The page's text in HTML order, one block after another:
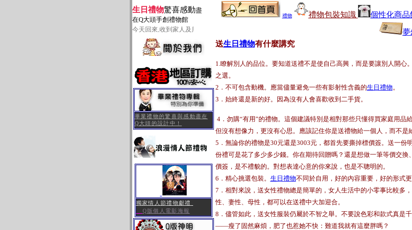
生日禮物驚喜感動盡
在Q大頭手創禮物館
今天回來,收到家人及朋友送的生日人物Q版繪....大感動.語言貧乏的我不知道還能用什麼文字表達我
禮物 禮物包裝知識 個性化商品
夢
畢業禮物的驚喜與感動盡在
Q大頭的設計中！
獨家情人節禮物獻禮
Q 版個人電影海報
送生日禮物有什麼講究
1.瞭解別人的品位。要知道送禮不是使自己高興，而是要讓別人開心
之選。
2．不可包含動機。應當儘量避免一些有影射性含義的生日禮物。
3．始終還是新的好。因為沒有人會喜歡收到二手貨。
4．勿購“有用”的禮物。這個建議特別是相對那些只懂得買家庭用品
但沒有想像力，更沒有心思。應該記住你是送禮物給一個人，而不是
5．無論你的禮物是30元還是3003元，都首先要撕掉標價簽。送一份
份禮可是花了多少多少錢。你在期待回贈嗎？還是想做一筆等價交
價簽，是不禮貌的。對想表達心意的你來說，也是不聰明的。
6．精心挑選包裝。 生日禮物不同於自用，好的內容重要，好的形式
7．相對來說，送女性禮物總是簡單的，女人生活中的小零事比較多
性、妻性、母性，都可以在送禮中大加迎合。
8．儘管如此，送女性服裝仍屬於不智之舉。不要說色彩和款式真是
——瘦了固然麻煩，肥了也惹她不快：難道我就有這麼胖嗎？